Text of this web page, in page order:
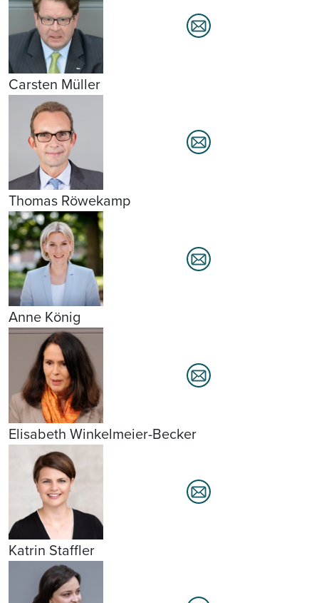
Carsten Müller
Thomas Röwekamp
Anne König
Elisabeth Winkelmeier-Becker
Katrin Staffler